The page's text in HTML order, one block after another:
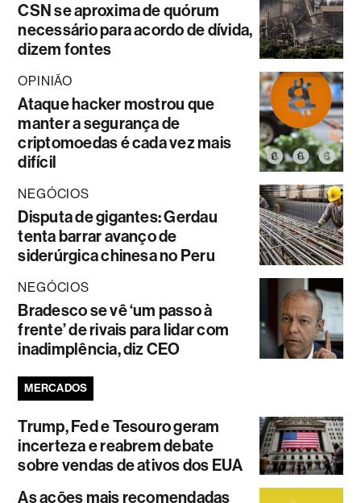
CSN se aproxima de quórum
necessário para acordo de dívida,
dizem fontes
OPINIÃO
Ataque hacker mostrou que
manter a segurança de
criptomoedas é cada vez mais
difícil
NEGÓCIOS
Disputa de gigantes: Gerdau
tenta barrar avanço de
siderúrgica chinesa no Peru
NEGÓCIOS
Bradesco se vê ‘um passo à
frente’ de rivais para lidar com
inadimplência, diz CEO
MERCADOS
Trump, Fed e Tesouro geram
incerteza e reabrem debate
sobre vendas de ativos dos EUA
As ações mais recomendadas